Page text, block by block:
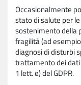
Occasionalmente
stato di salute per
sostenimento della
fragilità (ad
diagnosi di disturbi
trattamento dei dati
1 lett. e) del GDPR.